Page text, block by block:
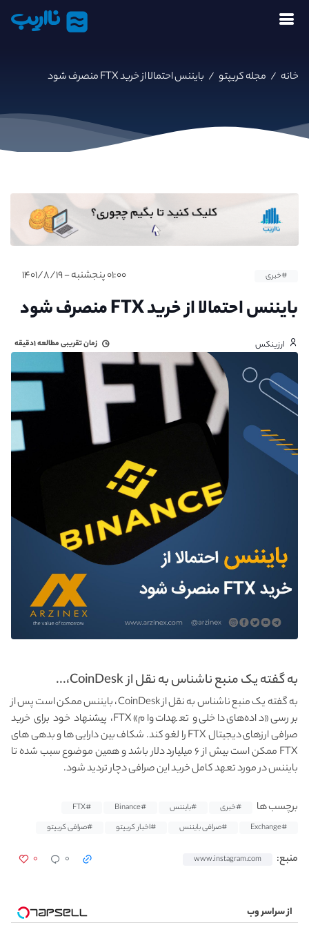
نااریب
خانه / مجله کریپتو / بایننس احتمالا از خرید FTX منصرف شود
#خبری ۰۱:۰۰ پنجشنبه - ۱۴۰۱/۸/۱۹
بایننس احتمالا از خرید FTX منصرف شود
ارزینکس زمان تقریبی مطالعه۱دقیقه
به گفته یک منبع ناشناس به نقل از CoinDesk،...
به گفته یک منبع ناشناس به نقل از CoinDesk، بایننس ممکن است پس از
بررسی «داده‌های داخلی و تعهدات وام» FTX، پیشنهاد خود برای خرید
صرافی ارزهای دیجیتال FTX را لغو کند. شکاف بین دارایی ها و بدهی های
FTX ممکن است بیش از ۶ میلیارد دلار باشد و همین موضوع سبب شده تا
بایننس در مورد تعهد کامل خرید این صرافی دچار تردید شود.
برچسب ها #خبری #بایننس #Binance
#FTX
#Exchange
#صرافی بایننس #اخبار کریپتو #صرافی کریپتو
منبع: www.instagram.com ۰ ۰
از سراسر وب